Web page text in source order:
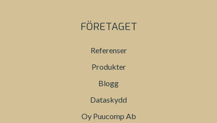
FÖRETAGET
Referenser
Produkter
Blogg
Dataskydd
Oy Puucomp Ab